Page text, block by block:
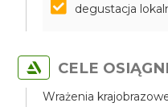
degustacja
CELE
Wrażenia